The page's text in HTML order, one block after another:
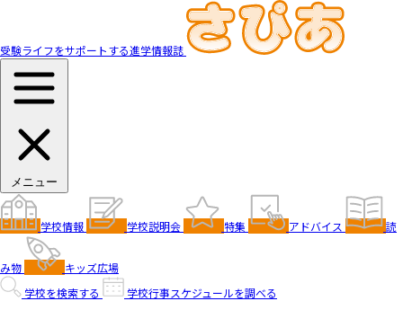
受験ライフをサポートする進学情報誌
メニュー
学校情報 学校説明会 特集 アドバイス 読
み物
キッズ広場
学校を検索する
学校行事スケジュールを調べる